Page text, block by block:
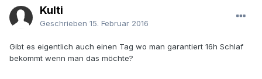
Kulti
Geschrieben 15. Februar 2016
Gibt es eigentlich auch einen Tag wo man garantiert 16h Schlaf
bekommt wenn man das möchte?